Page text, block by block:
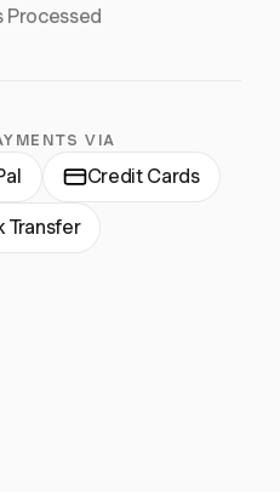
Processed
VIA
Credit Cards
Transfer